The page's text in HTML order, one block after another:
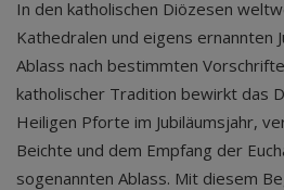
In den katholischen Diözesen
Kathedralen und eigens ernannten
Ablass nach bestimmten
katholischer Tradition bewirkt das
Heiligen Pforte im Jubiläumsjahr,
Beichte und dem Empfang der
sogenannten Ablass. Mit diesem